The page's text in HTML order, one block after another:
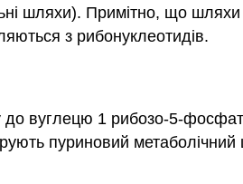
шляхи). Примітно, що
з рибонуклеотидів.
до вуглецю 1 рибозо-5-
пуриновий